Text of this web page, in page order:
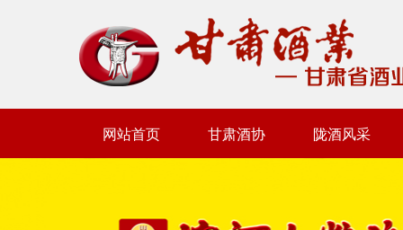
网站首页 甘肃酒协 陇酒风采